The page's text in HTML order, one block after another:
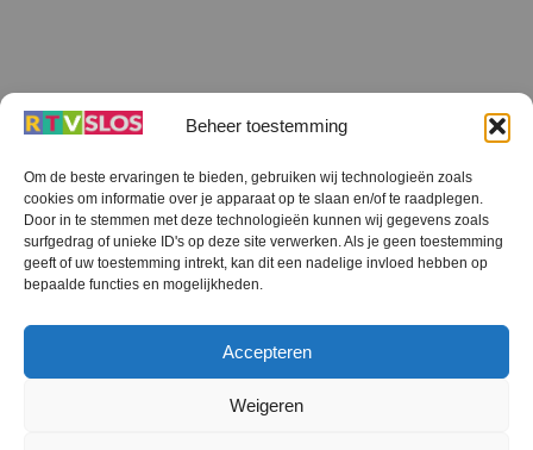
Beheer toestemming
Om de beste ervaringen te bieden, gebruiken wij technologieën zoals
cookies om informatie over je apparaat op te slaan en/of te raadplegen.
Door in te stemmen met deze technologieën kunnen wij gegevens zoals
surfgedrag of unieke ID's op deze site verwerken. Als je geen toestemming
geeft of uw toestemming intrekt, kan dit een nadelige invloed hebben op
bepaalde functies en mogelijkheden.
Accepteren
Weigeren
Terug
naar
boven
RTV SLOS
RTV SLOS ANBI